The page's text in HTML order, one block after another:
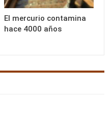
El mercurio contamina
hace 4000 años